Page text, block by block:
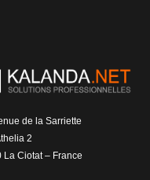
de la Sarriette
2
La Ciotat – France